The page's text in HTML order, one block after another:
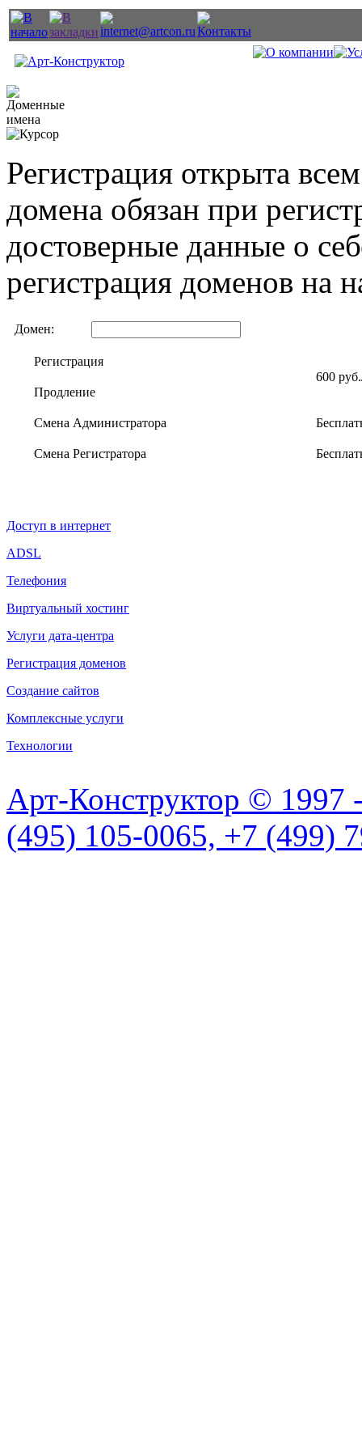
Регистрация открыта
домена обязан при
достоверные данные о
регистрация доменов на
Домен:
Регистрация
600
Продление
Смена Администратора
Смена Регистратора
Доступ в интернет
ADSL
Телефония
Виртуальный хостинг
Услуги дата-центра
Регистрация доменов
Создание сайтов
Комплексные услуги
Технологии
Арт-Конструктор © 1997
(495) 105-0065, +7 (499)